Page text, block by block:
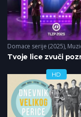
Domace serije (2025),
HD